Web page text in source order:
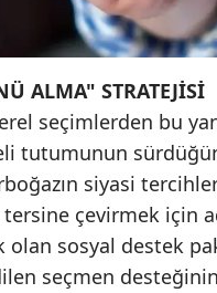
ALMA" STRATEJİSİ
seçimlerden bu
tutumunun
siyasi
çevirmek için
olan sosyal destek
seçmen